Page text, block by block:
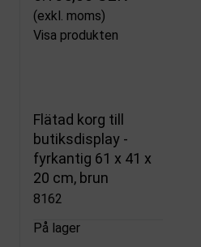
(exkl. moms)
Visa produkten
Flätad korg till
butiksdisplay -
fyrkantig 61 x 41 x
20 cm, brun
8162
På lager